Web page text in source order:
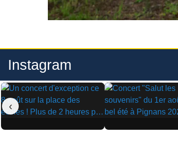
Instagram
▶ ▶
‹